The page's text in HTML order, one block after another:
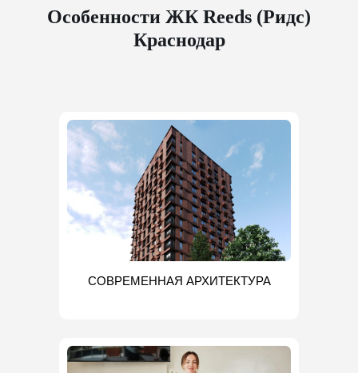
Особенности ЖК Reeds (Ридс)
Краснодар
СОВРЕМЕННАЯ АРХИТЕКТУРА